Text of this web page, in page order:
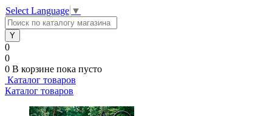
Select Language ▼
0
0
0 В корзине пока пусто
Каталог товаров
Каталог товаров